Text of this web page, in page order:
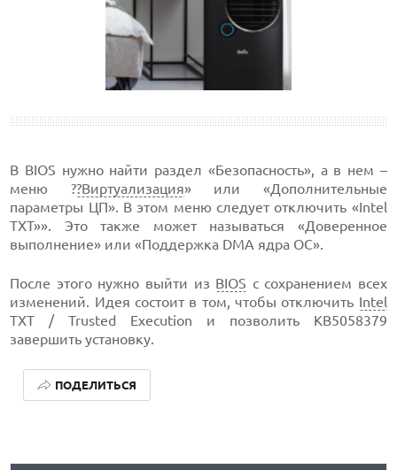
В BIOS нужно найти раздел «Безопасность», а в нем –
меню ??Виртуализация» или «Дополнительные
параметры ЦП». В этом меню следует отключить «Intel
TXT»». Это также может называться «Доверенное
выполнение» или «Поддержка DMA ядра ОС».
После этого нужно выйти из BIOS с сохранением всех
изменений. Идея состоит в том, чтобы отключить Intel
TXT / Trusted Execution и позволить KB5058379
завершить установку.
ПОДЕЛИТЬСЯ